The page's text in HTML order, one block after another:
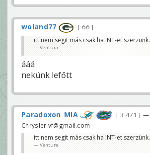
woland77
66
itt nem segit más csak ha INT-et szerzünk.
Ventura
ááá
nekünk lefőtt
Paradoxon_MIA 3 471
—
Chrysler.vf@gmail.com
itt nem segit más csak ha INT-et szerzünk.
Ventura